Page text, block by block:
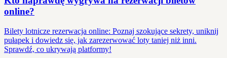
online?
Bilety lotnicze rezerwacja online: Poznaj szokujące sekrety, uniknij
pułapek i dowiedz się, jak zarezerwować loty taniej niż inni.
Sprawdź, co ukrywają platformy!